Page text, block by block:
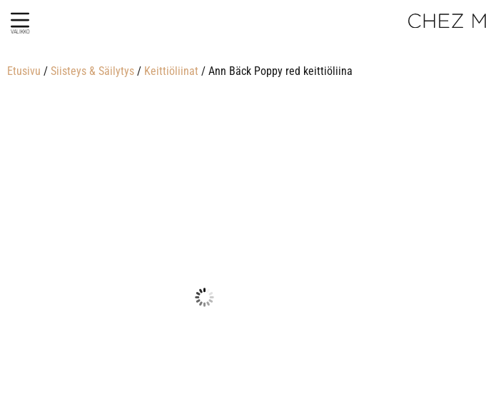
VALIKKO
Etusivu / Siisteys & Säilytys / Keittiöliinat / Ann Bäck Poppy red keittiöliina